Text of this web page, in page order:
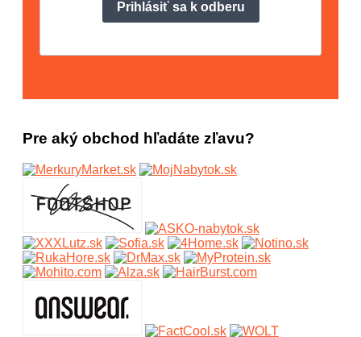
Pre aký obchod hľadáte zľavu?